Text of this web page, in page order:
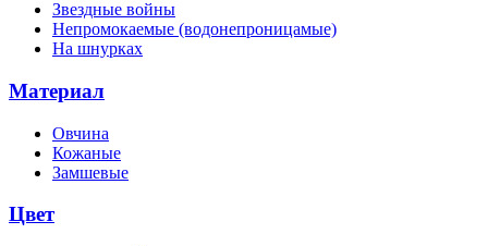
Звездные войны
Непромокаемые (водонепроницамые)
На шнурках
Материал
Овчина
Кожаные
Замшевые
Цвет